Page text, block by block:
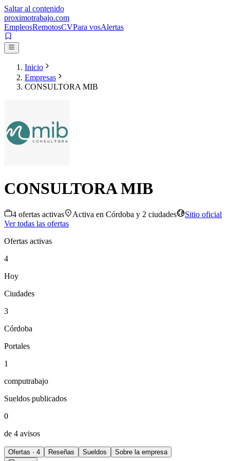
Saltar al contenido
proximotrabajo.com
EmpleosRemotosCVPara vosAlertas
Inicio
Empresas
CONSULTORA MIB
CONSULTORA MIB
4 ofertas activas Activa en Córdoba y 2 ciudades
Sitio oficial
Ver todas las ofertas
Ofertas activas
4
Hoy
Ciudades
3
Córdoba
Portales
1
computrabajo
Sueldos publicados
0
de 4 avisos
Ofertas · 4 Reseñas Sueldos
Sobre la empresa